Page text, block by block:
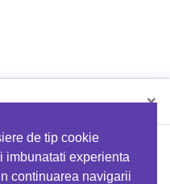
de tip cookie
imbunatati experienta
continuarea navigarii
×